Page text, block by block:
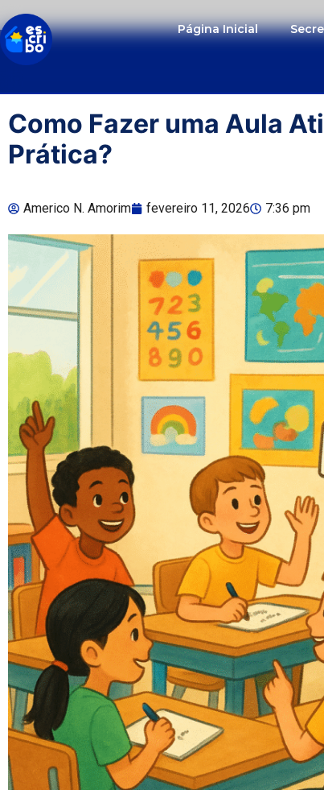
Página Inicial
Como Fazer uma Aula
Prática?
Americo N. Amorim fevereiro 11, 2026 7:36 pm